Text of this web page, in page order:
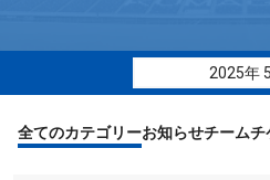
2025年
全てのカテゴリーお知らせチームチ